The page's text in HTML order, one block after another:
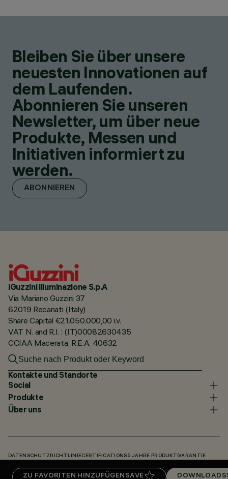
ZU FAVORITEN HINZUFÜGEN SAVE DOWNLOADS
Bleiben Sie über unsere
neuesten Innovationen auf
dem Laufenden.
Abonnieren Sie unseren
Newsletter, um über neue
Produkte, Messen und
Initiativen informiert zu
werden.
ABONNIEREN
iGuzzini illuminazione S.p.A
Via Mariano Guzzini 37
62019 Recanati (Italy)
Share Capital €21.050.000,00 i.v.
VAT N. and R.I. : (IT)00082630435
CCIAA Macerata, R.E.A. 40632
Kontakte und Standorte
Social
Produkte
Über uns
DATENSCHUTZRICHTLINIECERTIFICATIONS 5 JAHRE PRODUKTGARANTIE
UNSERE CODES KNOWLEDGE BASE (LOGIN REQUIRED) DOWNLOADS